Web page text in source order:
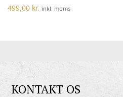
499,00 kr. inkl. moms
KONTAKT OS